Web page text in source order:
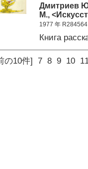
Дмитриев
М.,
1977 年 R284564
Книга
の10件] 7 8 9 10